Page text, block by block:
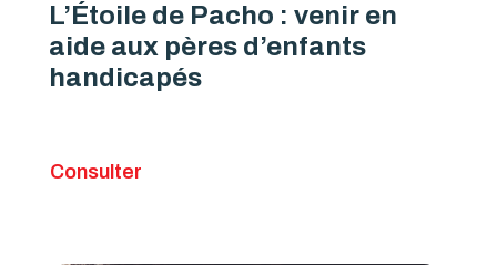
L’Étoile de Pacho : venir en
aide aux pères d’enfants
handicapés
Consulter